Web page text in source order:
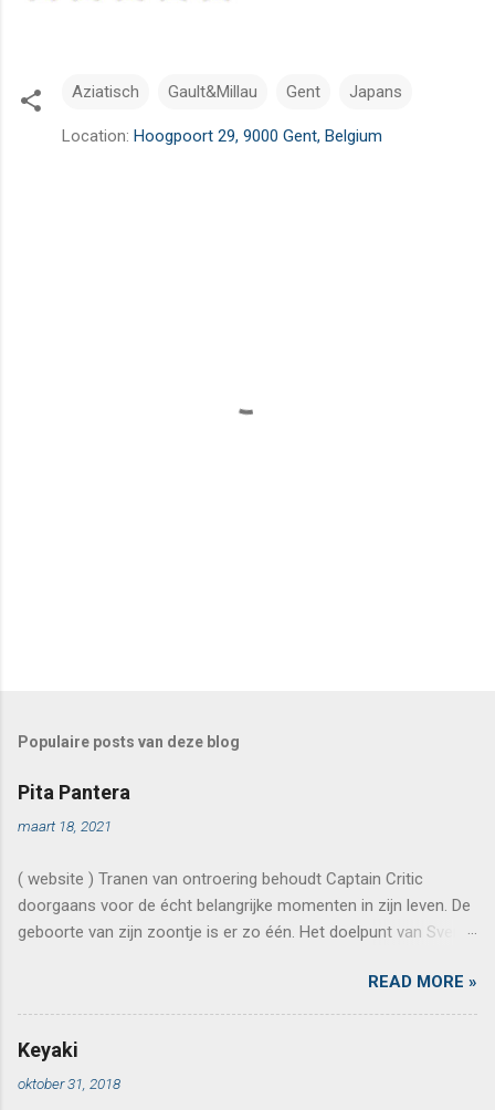
Aziatisch Gault&Millau Gent Japans
Location: Hoogpoort 29, 9000 Gent, Belgium
Populaire posts van deze blog
Pita Pantera
maart 18, 2021
( website ) Tranen van ontroering behoudt Captain Critic
doorgaans voor de écht belangrijke momenten in zijn leven. De
geboorte van zijn zoontje is er zo één. Het doelpunt van Sven
21 mei 2015 is er nog één. Maar ook de keren dat de kapitein
mocht dineren bij Chambre Séparée kunnen omschreven
worden als zulke momenten. Een restaurant van een even
torenhoog niveau zal je niet snel tegenkomen, in binnen- noch
buitenland. Normaal gezien eindigde het verhaal van Chambre
READ MORE »
Keyaki
oktober 31, 2018